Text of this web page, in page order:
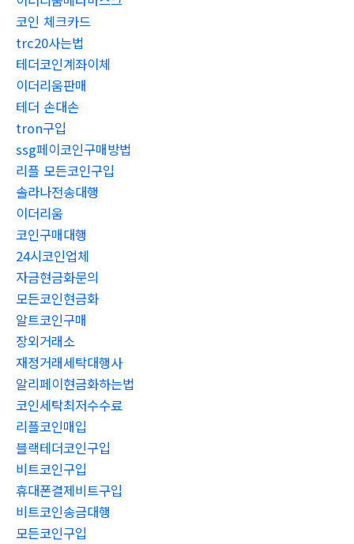
코인 체크카드
trc20사는법
테더코인계좌이체
이더리움판매
테더 손대손
tron구입
ssg페이코인구매방법
리플 모든코인구입
솔라나전송대행
이더리움
코인구매대행
24시코인업체
자금현금화문의
모든코인현금화
알트코인구매
장외거래소
재정거래세탁대행사
알리페이현금화하는법
코인세탁최저수수료
리플코인매입
블랙테더코인구입
비트코인구입
휴대폰결제비트구입
비트코인송금대행
모든코인구입